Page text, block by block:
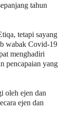
tahun
tetapi sayang
wabak Covid-19
menghadiri
pencapaian yang
oleh ejen dan
ejen dan